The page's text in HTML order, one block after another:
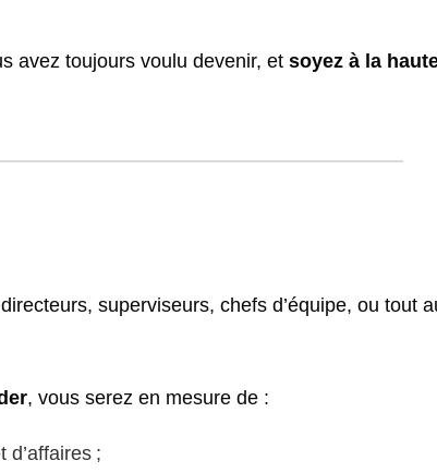
avez toujours voulu devenir, et soyez à la
superviseurs, chefs d’équipe, ou tout
, vous serez en mesure de :
d’affaires ;